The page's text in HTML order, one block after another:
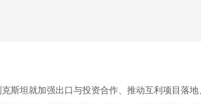
斯坦就加强出口与投资合作、推动互利项目落地